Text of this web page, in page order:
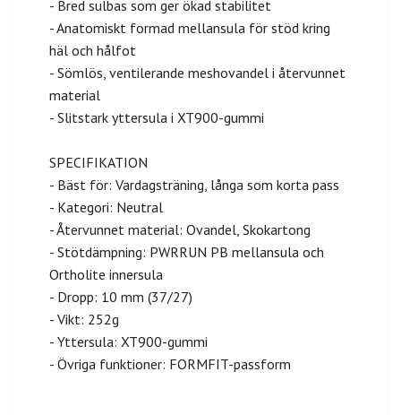
- Bred sulbas som ger ökad stabilitet
- Anatomiskt formad mellansula för stöd kring
häl och hålfot
- Sömlös, ventilerande meshovandel i återvunnet
material
- Slitstark yttersula i XT900-gummi
SPECIFIKATION
- Bäst för: Vardagsträning, långa som korta pass
- Kategori: Neutral
- Återvunnet material: Ovandel, Skokartong
- Stötdämpning: PWRRUN PB mellansula och
Ortholite innersula
- Dropp: 10 mm (37/27)
- Vikt: 252g
- Yttersula: XT900-gummi
- Övriga funktioner: FORMFIT-passform